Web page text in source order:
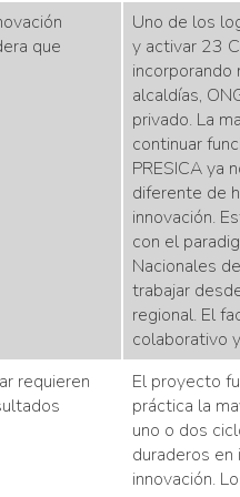
que
Uno de los
y activar 23
incorporando
alcaldías,
privado. La
continuar
PRESICA ya
diferente de
innovación.
con el
Nacionales
trabajar
regional. El
colaborativo
requieren
El proyecto
práctica la
uno o dos
duraderos
innovación.